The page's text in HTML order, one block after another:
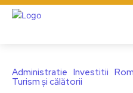
Administratie Investitii
Turism și călătorii